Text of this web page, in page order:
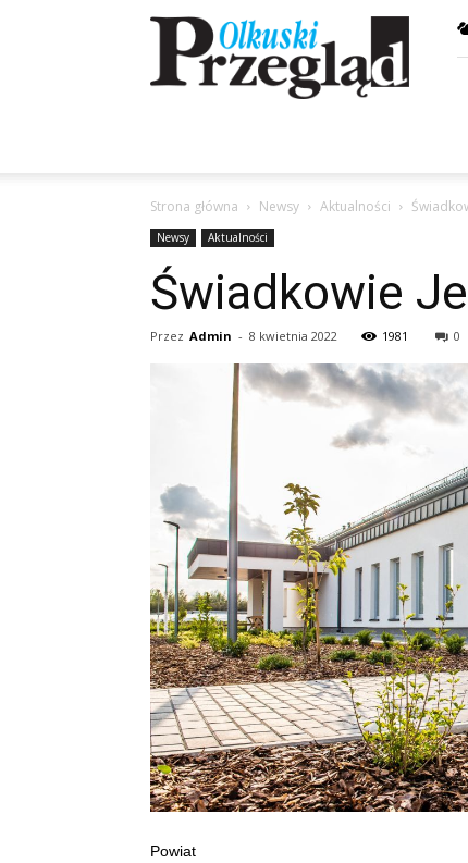
Przegląd
Olkuski
Strona główna Newsy Aktualności
Newsy Aktualności
Świadkowie
Przez Admin - 8 kwietnia 2022 1981 0
Powiat